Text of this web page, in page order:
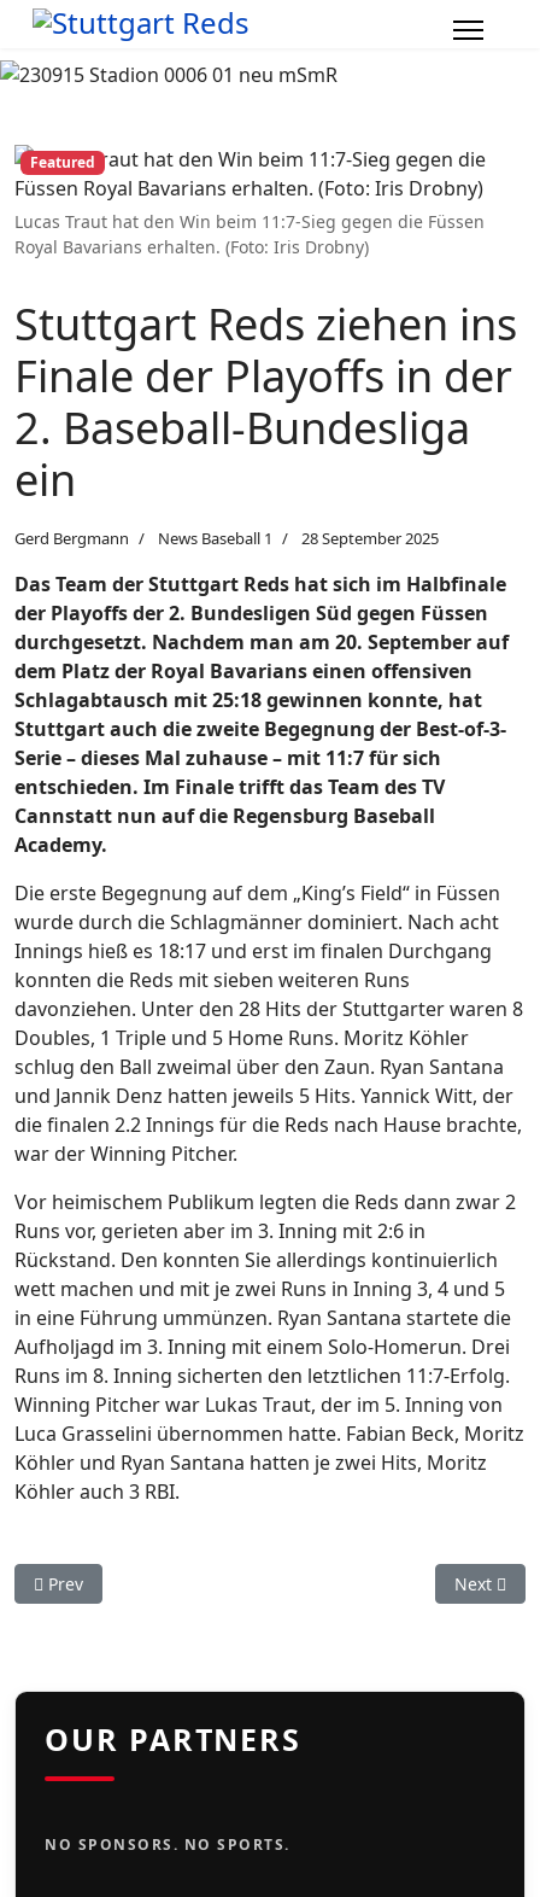
Lucas Traut hat den Win beim 11:7-Sieg gegen die Füssen
Royal Bavarians erhalten. (Foto: Iris Drobny)
Featured
Stuttgart Reds ziehen ins
Finale der Playoffs in der
2. Baseball-Bundesliga
ein
Gerd Bergmann News Baseball 1 28 September 2025
Das Team der Stuttgart Reds hat sich im Halbfinale
der Playoffs der 2. Bundesligen Süd gegen Füssen
durchgesetzt. Nachdem man am 20. September auf
dem Platz der Royal Bavarians einen offensiven
Schlagabtausch mit 25:18 gewinnen konnte, hat
Stuttgart auch die zweite Begegnung der Best-of-3-
Serie – dieses Mal zuhause – mit 11:7 für sich
entschieden. Im Finale trifft das Team des TV
Cannstatt nun auf die Regensburg Baseball
Academy.
Die erste Begegnung auf dem „King’s Field“ in Füssen
wurde durch die Schlagmänner dominiert. Nach acht
Innings hieß es 18:17 und erst im finalen Durchgang
konnten die Reds mit sieben weiteren Runs
davonziehen. Unter den 28 Hits der Stuttgarter waren 8
Doubles, 1 Triple und 5 Home Runs. Moritz Köhler
schlug den Ball zweimal über den Zaun. Ryan Santana
und Jannik Denz hatten jeweils 5 Hits. Yannick Witt, der
die finalen 2.2 Innings für die Reds nach Hause brachte,
war der Winning Pitcher.
Vor heimischem Publikum legten die Reds dann zwar 2
Runs vor, gerieten aber im 3. Inning mit 2:6 in
Rückstand. Den konnten Sie allerdings kontinuierlich
wett machen und mit je zwei Runs in Inning 3, 4 und 5
in eine Führung ummünzen. Ryan Santana startete die
Aufholjagd im 3. Inning mit einem Solo-Homerun. Drei
Runs im 8. Inning sicherten den letztlichen 11:7-Erfolg.
Winning Pitcher war Lukas Traut, der im 5. Inning von
Luca Grasselini übernommen hatte. Fabian Beck, Moritz
Köhler und Ryan Santana hatten je zwei Hits, Moritz
Köhler auch 3 RBI.
Previous article: Oktober-Baseball: Die Stuttgart Reds
Prev Next
Next
OUR PARTNERS
NO SPONSORS. NO SPORTS.